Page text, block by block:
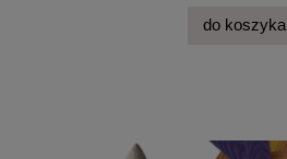
do koszyka